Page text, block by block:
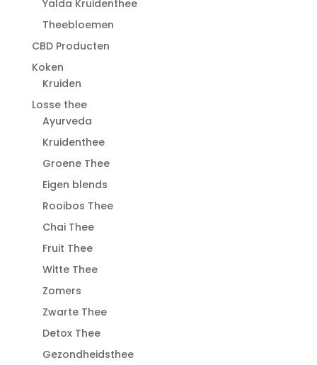
Yalda Kruidenthee
Theebloemen
CBD Producten
Koken
Kruiden
Losse thee
Ayurveda
Kruidenthee
Groene Thee
Eigen blends
Rooibos Thee
Chai Thee
Fruit Thee
Witte Thee
Zomers
Zwarte Thee
Detox Thee
Gezondheidsthee